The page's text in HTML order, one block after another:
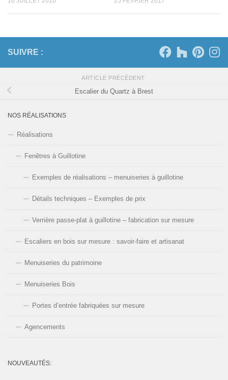
SUIVRE :
ARTICLE PRÉCÉDENT
Escalier du Quartz à Brest
NOS RÉALISATIONS
Réalisations
Fenêtres à Guillotine
Exemples de réalisations – menuiseries à guillotine
Détails techniques – Exemples de prix
Verrière passe-plat à guillotine – fabrication sur mesure
Escaliers en bois sur mesure : savoir-faire et artisanat
Menuiseries du patrimoine
Menuiseries Bois
Portes d’entrée fabriquées sur mesure
Agencements
NOUVEAUTÉS: